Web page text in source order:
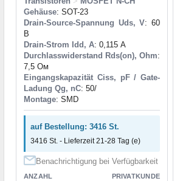
Gehäuse: SOT-23
Drain-Source-Spannung Uds, V: 60
В
Drain-Strom Idd, A: 0,115 А
Durchlasswiderstand Rds(on), Ohm:
7,5 Ом
Eingangskapazität Ciss, pF / Gate-
Ladung Qg, nC: 50/
Montage: SMD
auf Bestellung: 3416 St.
3416 St. - Lieferzeit 21-28 Tag (e)
Benachrichtigung bei Verfügbarkeit
ANZAHL PRIVATKUNDE